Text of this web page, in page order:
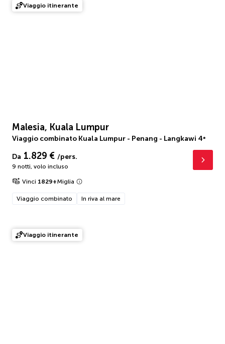
Viaggio itinerante
Malesia, Kuala Lumpur
Viaggio combinato Kuala Lumpur - Penang - Langkawi 4*
Da 1.829 € /pers.
9 notti, volo incluso
Vinci 1829+Miglia
Viaggio combinato In riva al mare
Viaggio itinerante